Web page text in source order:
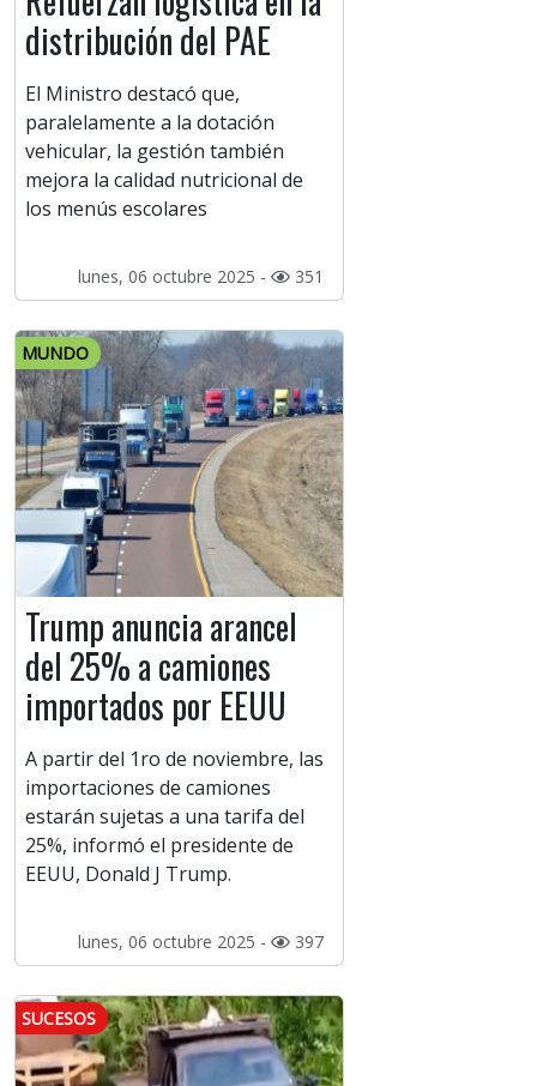
distribución del PAE
El Ministro destacó que,
paralelamente a la dotación
vehicular, la gestión también
mejora la calidad nutricional de
los menús escolares
lunes, 06 octubre 2025 - 351
MUNDO
Trump anuncia arancel
del 25% a camiones
importados por EEUU
A partir del 1ro de noviembre, las
importaciones de camiones
estarán sujetas a una tarifa del
25%, informó el presidente de
EEUU, Donald J Trump.
lunes, 06 octubre 2025 - 397
SUCESOS